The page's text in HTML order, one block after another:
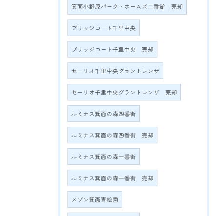
箕面小野原パーク・ホームズ二番館 売却
ブリッジコート千里中央
ブリッジコート千里中央 売却
セーリオ千里中央グラントレンザ
セーリオ千里中央グラントレンザ 売却
ルミナス箕面の森四番街
ルミナス箕面の森四番街 売却
ルミナス箕面の森一番街
ルミナス箕面の森一番街 売却
メゾン箕面青松園